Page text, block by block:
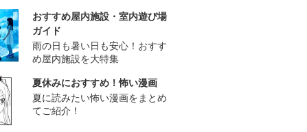
おすすめ屋内施設・室内遊び場
ガイド
雨の日も暑い日も安心！おすす
め屋内施設を大特集
夏休みにおすすめ！怖い漫画
夏に読みたい怖い漫画をまとめ
てご紹介！